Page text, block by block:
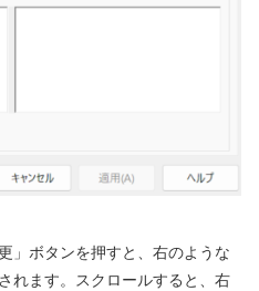
」ボタンを押すと、右のような
れます。スクロールすると、右